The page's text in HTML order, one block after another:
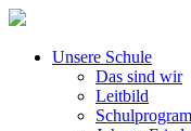
Unsere Schule
Das sind wir
Leitbild